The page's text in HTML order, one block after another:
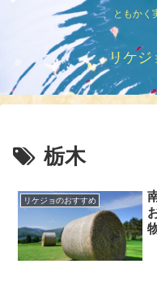
ともかく
リケジ
栃木
リケジョのおすすめ